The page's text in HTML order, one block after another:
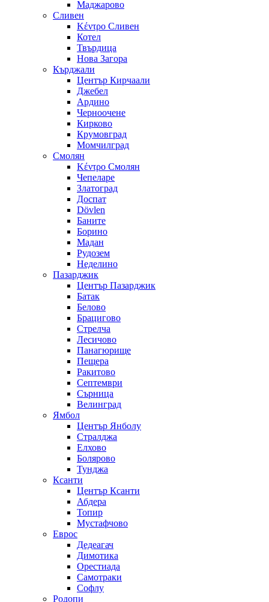
Маджарово
Сливен
Κέντρο Сливен
Котел
Твърдица
Нова Загора
Кърджали
Център Кирчаали
Джебел
Ардино
Черноочене
Кирково
Крумовград
Момчилград
Смолян
Κέντρο Смолян
Чепеларе
Златоград
Доспат
Dövlen
Баните
Борино
Мадан
Рудозем
Неделино
Пазарджик
Център Пазарджик
Батак
Белово
Брацигово
Стрелча
Лесичово
Панагюрище
Пещера
Ракитово
Септември
Сърница
Велинград
Ямбол
Център Янболу
Стралджа
Елхово
Болярово
Тунджа
Ксанти
Център Ксанти
Абдера
Топир
Мустафчово
Еврос
Дедеагач
Димотика
Орестиада
Самотраки
Софлу
Родопи